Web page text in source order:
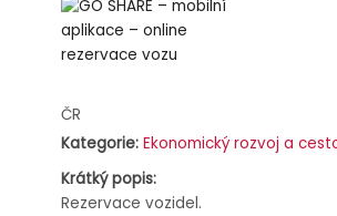
ČR
Kategorie: Ekonomický rozvoj a
Krátký popis:
Rezervace vozidel.